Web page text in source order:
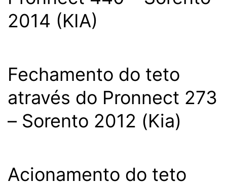
2014 (KIA)
Fechamento do teto
através do Pronnect 273
– Sorento 2012 (Kia)
Acionamento do teto